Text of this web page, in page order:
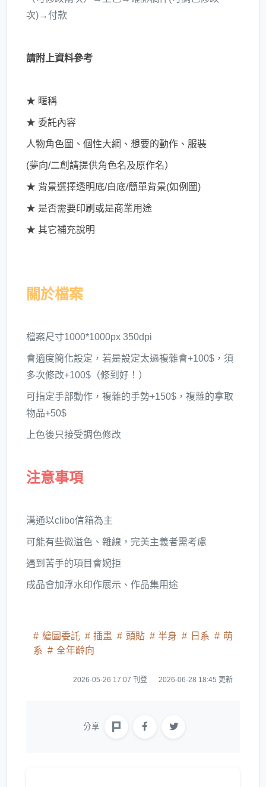
次)→付款
請附上資料參考
★ 暱稱
★ 委託內容
人物角色圖、個性大綱、想要的動作 、 服裝
(夢向/二創請提供角色名及原作名）
★ 背景選擇透明底/白底/簡單背景(如例圖)
★ 是否需要印刷或是商業用途
★ 其它補充說明
關於檔案
檔案尺寸1000*1000px 350dpi
會適度簡化設定，若是設定太過複雜會+100$，須
多次修改+100$（修到好！）
可指定手部動作，複雜的手勢+150$，複雜的拿取
物品+50$
上色後只接受調色修改
注意事項
溝通以clibo信箱為主
可能有些微溢色、雜線，完美主義者需考慮
遇到苦手的項目會婉拒
成品會加浮水印作展示、作品集用途
繪圖委託 插畫 頭貼 半身 日系
萌
系
全年齡向
2026-05-26 17:07 刊登 2026-06-28 18:45 更新
分享